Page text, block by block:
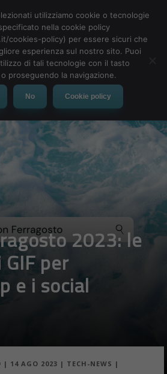
MENU
2023: le
per
e i social
| 14 AGO 2023 | TECH-NEWS |
utilizziamo cookie o tecnologie
nella cookie policy
cookies-policy) per essere sicuri che
esperienza sul nostro sito. Puoi
di tali tecnologie con il tasto
proseguendo la navigazione.
No Cookie policy